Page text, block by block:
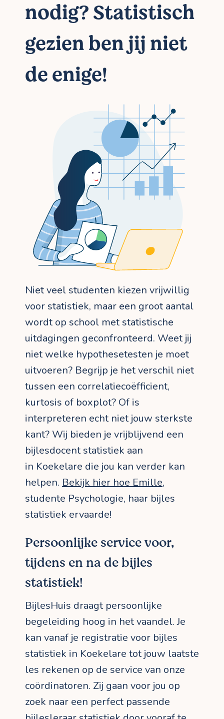
nodig? Statistisch
gezien ben jij niet
de enige!
Niet veel studenten kiezen vrijwillig
voor statistiek, maar een groot aantal
wordt op school met statistische
uitdagingen geconfronteerd. Weet jij
niet welke hypothesetesten je moet
uitvoeren? Begrijp je het verschil niet
tussen een correlatiecoëfficient,
kurtosis of boxplot? Of is
interpreteren echt niet jouw sterkste
kant? Wij bieden je vrijblijvend een
bijlesdocent statistiek aan
in Koekelare die jou kan verder kan
helpen. Bekijk hier hoe Emille,
studente Psychologie, haar bijles
statistiek ervaarde!
Persoonlijke service voor,
tijdens en na de bijles
statistiek!
BijlesHuis draagt persoonlijke
begeleiding hoog in het vaandel. Je
kan vanaf je registratie voor bijles
statistiek in Koekelare tot jouw laatste
les rekenen op de service van onze
coördinatoren. Zij gaan voor jou op
zoek naar een perfect passende